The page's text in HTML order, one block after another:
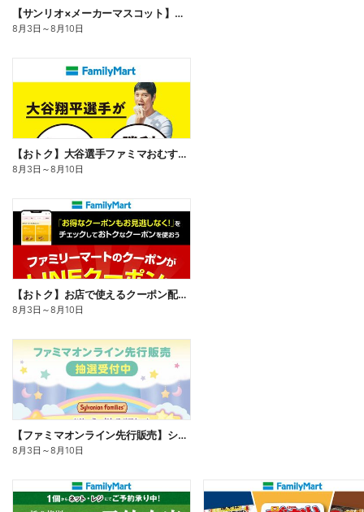
【サンリオ×メーカーマスコット】オリジナルグッズ貰える!
8月3日 ～8月10日
【おトク】大谷選手ファミマおむすび割
8月3日 ～8月10日
【おトク】お店で使えるクーポン配信中
8月3日 ～8月10日
【ファミマオンライン先行販売】シルバニアファミリー
8月3日 ～8月10日